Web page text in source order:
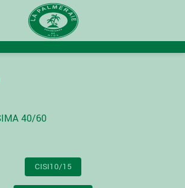
40/60
CISI10/15